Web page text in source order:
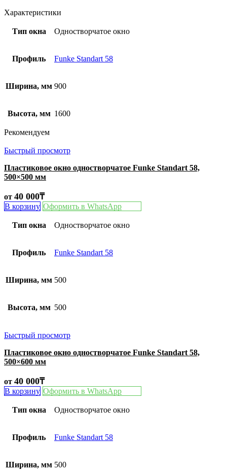
Характеристики
Тип окна Одностворчатое окно
Профиль Funke Standart 58
Ширина, мм 900
Высота, мм 1600
Рекомендуем
Быстрый просмотр
Пластиковое окно одностворчатое Funke Standart 58,
500×500 мм
от 40 000₸
В корзину Оформить в WhatsApp
Тип окна Одностворчатое окно
Профиль Funke Standart 58
Ширина, мм 500
Высота, мм 500
Быстрый просмотр
Пластиковое окно одностворчатое Funke Standart 58,
500×600 мм
от 40 000₸
В корзину Оформить в WhatsApp
Тип окна Одностворчатое окно
Профиль Funke Standart 58
Ширина, мм 500